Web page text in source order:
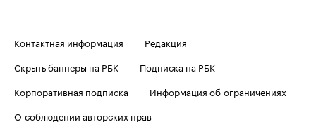
Контактная информация
Редакция
Скрыть баннеры на РБК
Подписка на РБК
Корпоративная подписка
Информация об ограничениях
О соблюдении авторских прав